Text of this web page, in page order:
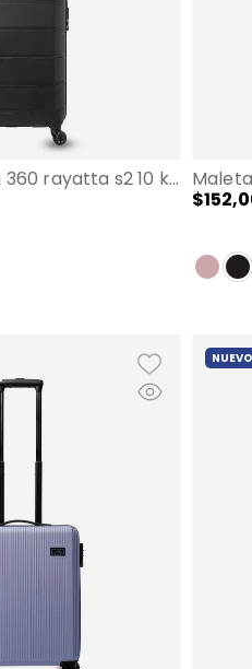
Maleta de cabina 360 rayatta s2 10 kilos negra
$152,
NUEVO